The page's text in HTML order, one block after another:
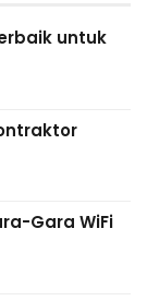
untuk
Gara WiFi